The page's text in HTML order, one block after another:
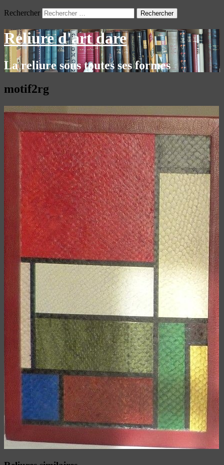
Rechercher
Reliure d'art dare
La reliure sous toutes ses formes
motif2rg